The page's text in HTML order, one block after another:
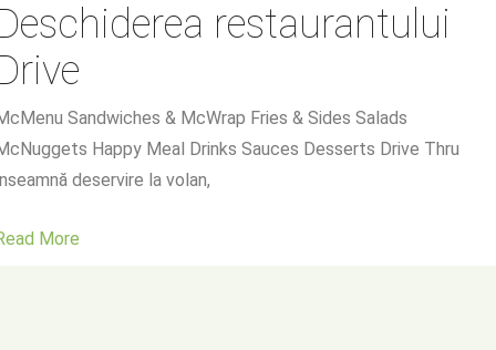
restaurantului
Sandwiches & McWrap Fries & Sides Salads
Happy Meal Drinks Sauces Desserts Drive Thru
deservire la volan,
More